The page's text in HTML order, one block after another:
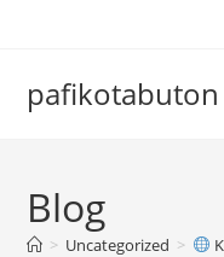
pafikotabuton
Blog
> Uncategorized >